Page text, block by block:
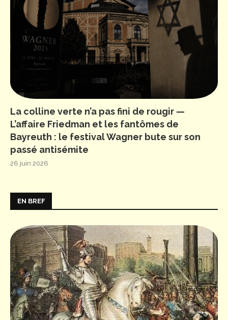
La colline verte n’a pas fini de rougir —
L’affaire Friedman et les fantômes de
Bayreuth : le festival Wagner bute sur son
passé antisémite
26 juin 2026
EN BREF